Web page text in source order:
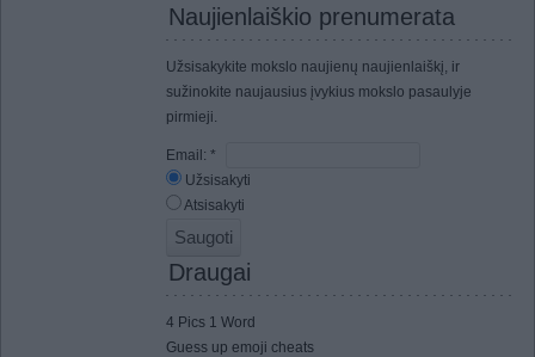
Naujienlaiškio prenumerata
Užsisakykite mokslo naujienų naujienlaiškį, ir
sužinokite naujausius įvykius mokslo pasaulyje
pirmieji.
Email: *
Užsisakyti
Atsisakyti
Draugai
4 Pics 1 Word
Guess up emoji cheats